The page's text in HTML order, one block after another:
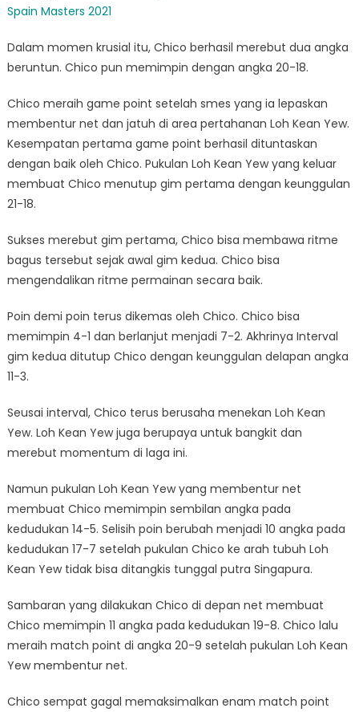
Spain Masters 2021
Dalam momen krusial itu, Chico berhasil merebut dua angka
beruntun. Chico pun memimpin dengan angka 20-18.
Chico meraih game point setelah smes yang ia lepaskan
membentur net dan jatuh di area pertahanan Loh Kean Yew.
Kesempatan pertama game point berhasil dituntaskan
dengan baik oleh Chico. Pukulan Loh Kean Yew yang keluar
membuat Chico menutup gim pertama dengan keunggulan
21-18.
Sukses merebut gim pertama, Chico bisa membawa ritme
bagus tersebut sejak awal gim kedua. Chico bisa
mengendalikan ritme permainan secara baik.
Poin demi poin terus dikemas oleh Chico. Chico bisa
memimpin 4-1 dan berlanjut menjadi 7-2. Akhrinya Interval
gim kedua ditutup Chico dengan keunggulan delapan angka
11-3.
Seusai interval, Chico terus berusaha menekan Loh Kean
Yew. Loh Kean Yew juga berupaya untuk bangkit dan
merebut momentum di laga ini.
Namun pukulan Loh Kean Yew yang membentur net
membuat Chico memimpin sembilan angka pada
kedudukan 14-5. Selisih poin berubah menjadi 10 angka pada
kedudukan 17-7 setelah pukulan Chico ke arah tubuh Loh
Kean Yew tidak bisa ditangkis tunggal putra Singapura.
Sambaran yang dilakukan Chico di depan net membuat
Chico memimpin 11 angka pada kedudukan 19-8. Chico lalu
meraih match point di angka 20-9 setelah pukulan Loh Kean
Yew membentur net.
Chico sempat gagal memaksimalkan enam match point